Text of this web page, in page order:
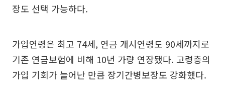
장도 선택 가능하다.
가입연령은 최고 74세, 연금 개시연령도 90세까지로
기존 연금보험에 비해 10년 가량 연장됐다. 고령층의
가입 기회가 늘어난 만큼 장기간병보장도 강화했다.